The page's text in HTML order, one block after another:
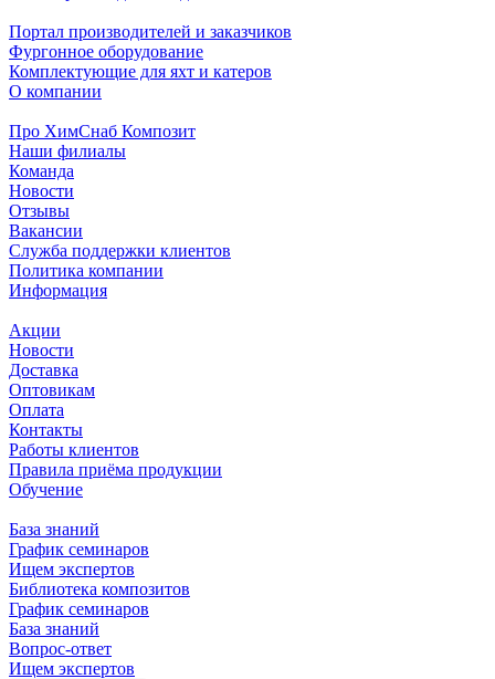
Портал производителей и заказчиков
Фургонное оборудование
Комплектующие для яхт и катеров
О компании
Про ХимСнаб Композит
Наши филиалы
Команда
Новости
Отзывы
Вакансии
Служба поддержки клиентов
Политика компании
Информация
Акции
Новости
Доставка
Оптовикам
Оплата
Контакты
Работы клиентов
Правила приёма продукции
Обучение
База знаний
График семинаров
Ищем экспертов
Библиотека композитов
График семинаров
База знаний
Вопрос-ответ
Ищем экспертов